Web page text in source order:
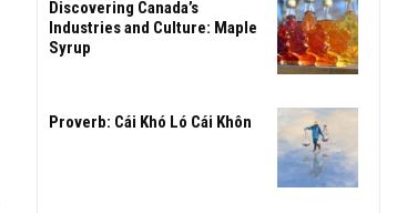
Discovering Canada’s
Industries and Culture: Maple
Syrup
Proverb: Cái Khó Ló Cái Khôn